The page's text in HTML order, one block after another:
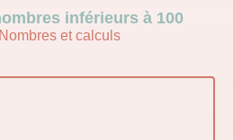
inférieurs à 100
et calculs